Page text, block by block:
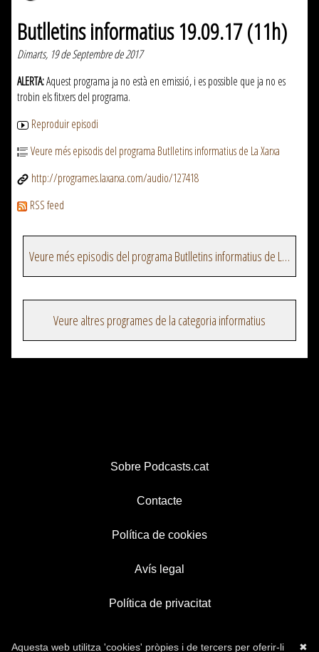
Butlletins informatius 19.09.17 (11h)
Dimarts, 19 de Septembre de 2017
ALERTA:Aquest programa ja no està en emissió, i es possible que ja no es
trobin els fitxers del programa.
Reproduir episodi
Veure més episodis del programa Butlletins informatius de La Xarxa
http://programes.laxarxa.com/audio/127418
RSS feed
Veure més episodis del programa Butlletins informatius de La Xarxa
Veure altres programes de la categoria informatius
Sobre Podcasts.cat
Contacte
Política de cookies
Avís legal
Política de privacitat
✖
Aquesta web utilitza 'cookies' pròpies i de tercers per oferir-li